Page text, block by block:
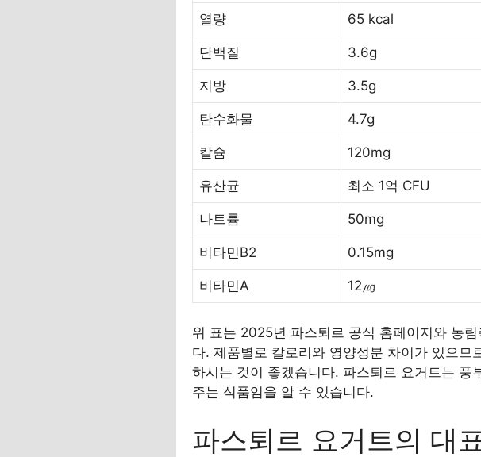
열량 65 kcal
단백질 3.6g
지방 3.5g
탄수화물 4.7g
칼슘 120mg
유산균 최소 1억 CFU
나트륨 50mg
비타민B2 0.15mg
비타민A 12㎍
위 표는 2025년 파스퇴르 공식 홈페이지와 농
다. 제품별로 칼로리와 영양성분 차이가 있으
하시는 것이 좋겠습니다. 파스퇴르 요거트는
주는 식품임을 알 수 있습니다.
파스퇴르 요거트의 대